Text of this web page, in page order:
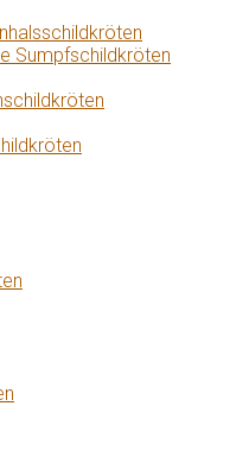
Sumpfschildkröten